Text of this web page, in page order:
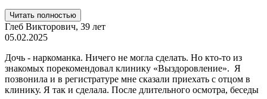
Читать полностью
Глеб Викторович, 39 лет
05.02.2025
Дочь - наркоманка. Ничего не могла сделать. Но кто-то из
знакомых порекомендовал клинику «Выздоровление». Я
позвонила и в регистратуре мне сказали приехать с отцом в
клинику. Я так и сделала. После длительного осмотра, беседы